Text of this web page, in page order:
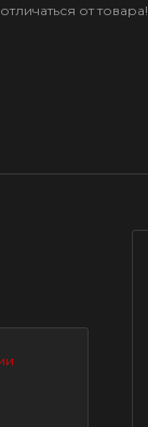
от товара!